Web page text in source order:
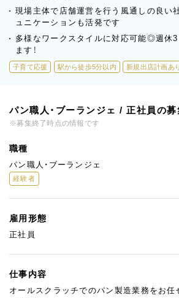
現場主体で店舗運営を行う風通しの良い
ュニケーションも活発です
多様なワークスタイルに対応可能◎週休
ます！
子育て応援 駅から徒歩5分以内 新規出店計画あ
パン職人・ブーランジェ / 正社員の募
※募集終了時点の情報です
職種
パン職人・ブーランジェ
経験者
雇用形態
正社員
仕事内容
オールスクラッチでのパン製造業務をお任